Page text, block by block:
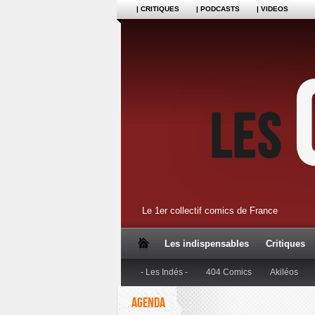
| CRITIQUES | PODCASTS | VIDEOS
Le 1er collectif comics de France
Les indispensables Critiques
- Les Indés - 404 Comics Akiléos
Dupuis Editions Anspach
AGENDA